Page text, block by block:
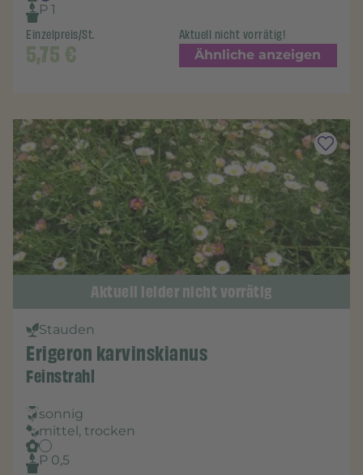
P 1
Einzelpreis/St.
5,75€
Aktuell nicht vorrätig!
Ähnliche anzeigen
Aktuell leider nicht vorrätig
Stauden
Erigeron karvinskianus
Feinstrahl
sonnig
mittel, trocken
P 0,5